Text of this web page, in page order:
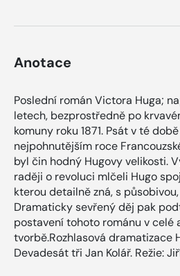
Anotace
Poslední román Victora Huga;
letech, bezprostředně po
komuny roku 1871. Psát v té
nejpohnutějším roce
byl čin hodný Hugovy velikosti.
raději o revoluci mlčeli Hugo
kterou detailně zná, s
Dramaticky sevřený děj pak
postavení tohoto románu v celé
tvorbě.Rozhlasová dramatizace
Devadesát tři Jan Kolář. Režie: